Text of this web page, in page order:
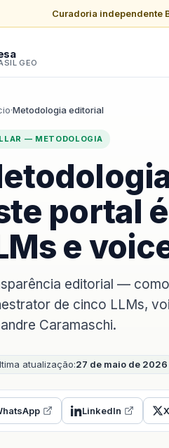
Curadoria independente
GEO
·Metodologia editorial
— METODOLOGIA
portal
e
editorial —
de cinco LLMs,
Caramaschi.
atualização:27 de maio de 2026
LinkedIn X